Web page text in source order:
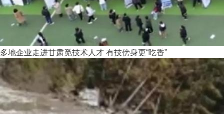
多地企业走进甘肃觅技术人才 有技傍身更“吃香”